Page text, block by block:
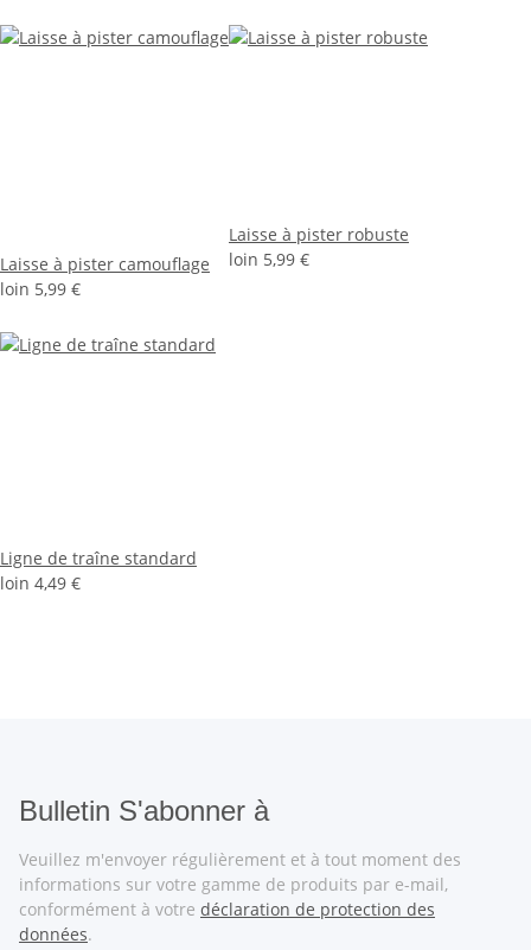
Laisse à pister camouflage
loin 5,99 €
Laisse à pister robuste
loin 5,99 €
Ligne de traîne standard
loin 4,49 €
Bulletin S'abonner à
Veuillez m'envoyer régulièrement et à tout moment des
informations sur votre gamme de produits par e-mail,
conformément à votre déclaration de protection des
données.